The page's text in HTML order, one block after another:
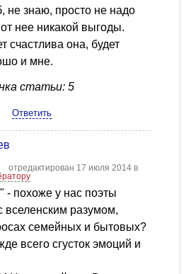
не знаю, просто не надо
нее никакой выгоды.
счастлива она, будет
и мне.
статьи: 5
Ответить
отредактирован 17 июля 2014 в
- похоже у нас поэты
вселенским разумом,
семейных и бытовых?
всего сгусток эмоций и